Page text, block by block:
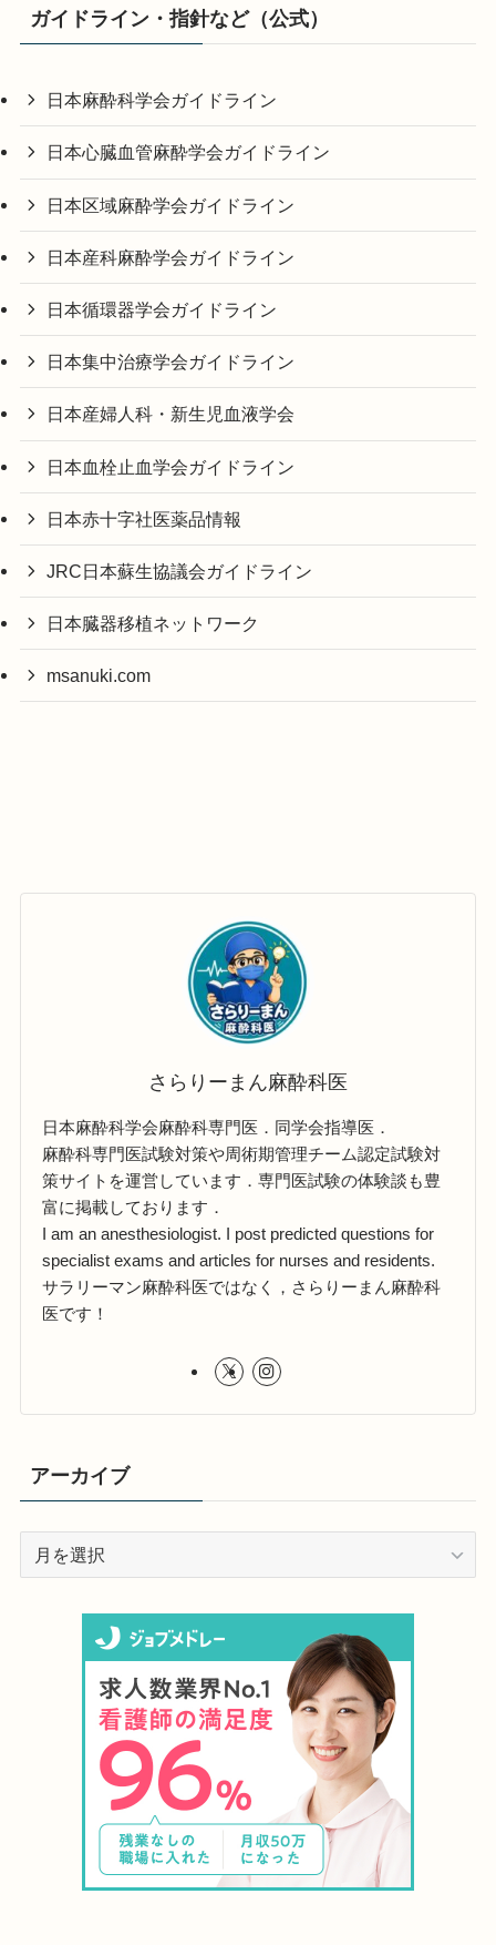
ガイドライン・指針など（公式）
日本麻酔科学会ガイドライン
日本心臓血管麻酔学会ガイドライン
日本区域麻酔学会ガイドライン
日本産科麻酔学会ガイドライン
日本循環器学会ガイドライン
日本集中治療学会ガイドライン
日本産婦人科・新生児血液学会
日本血栓止血学会ガイドライン
日本赤十字社医薬品情報
JRC日本蘇生協議会ガイドライン
日本臓器移植ネットワーク
msanuki.com
さらりーまん麻酔科医
日本麻酔科学会麻酔科専門医．同学会指導医．
麻酔科専門医試験対策や周術期管理チーム認定試験対
策サイトを運営しています．専門医試験の体験談も豊
富に掲載しております．
I am an anesthesiologist. I post predicted questions for
specialist exams and articles for nurses and residents.
サラリーマン麻酔科医ではなく，さらりーまん麻酔科
医です！
アーカイブ